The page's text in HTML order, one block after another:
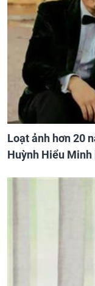
Loạt ảnh hơn 20
Huỳnh Hiểu